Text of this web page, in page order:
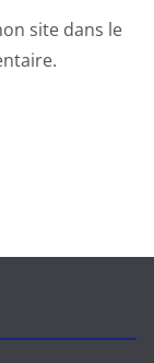
site dans le